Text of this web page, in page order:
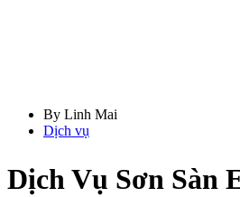
By Linh Mai
Dịch vụ
Dịch Vụ Sơn Sàn